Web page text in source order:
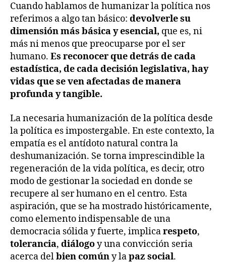
Cuando hablamos de humanizar la política nos
referimos a algo tan básico: devolverle su
dimensión más básica y esencial, que es, ni
más ni menos que preocuparse por el ser
humano. Es reconocer que detrás de cada
estadística, de cada decisión legislativa, hay
vidas que se ven afectadas de manera
profunda y tangible.
La necesaria humanización de la política desde
la política es impostergable. En este contexto, la
empatía es el antídoto natural contra la
deshumanización. Se torna imprescindible la
regeneración de la vida política, es decir, otro
modo de gestionar la sociedad en donde se
recupere al ser humano en el centro. Esta
aspiración, que se ha mostrado históricamente,
como elemento indispensable de una
democracia sólida y fuerte, implicarespeto,
tolerancia, diálogoy una convicción seria
acerca delbien comúny lapaz social.